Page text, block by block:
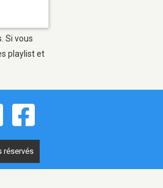
Si vous
playlist et
réservés